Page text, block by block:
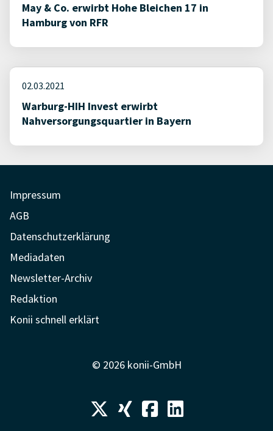
May & Co. erwirbt Hohe Bleichen 17 in
Hamburg von RFR
02.03.2021
Warburg-HIH Invest erwirbt
Nahversorgungsquartier in Bayern
Impressum
AGB
Datenschutzerklärung
Mediadaten
Newsletter-Archiv
Redaktion
Konii schnell erklärt
© 2026 konii-GmbH